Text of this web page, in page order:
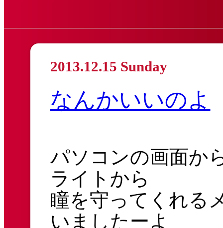
2013.12.15 Sunday
なんかいいのよ
パソコンの画面か
ライトから
瞳を守ってくれる
いましたーよ